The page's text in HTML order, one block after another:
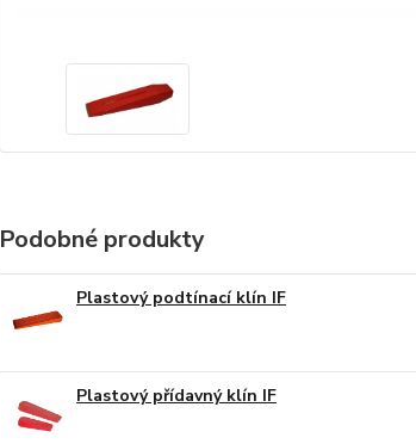
Podobné produkty
Plastový podtínací klín IF
Plastový přídavný klín IF